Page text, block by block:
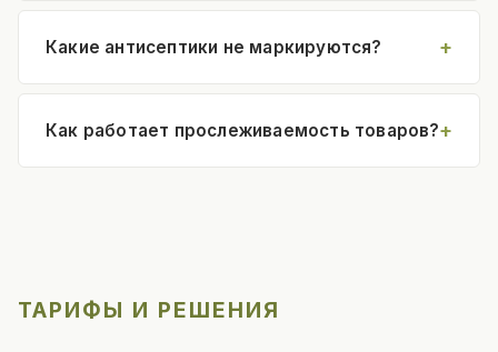
Какие антисептики не маркируются?
Как работает прослеживаемость товаров?
ТАРИФЫ И РЕШЕНИЯ